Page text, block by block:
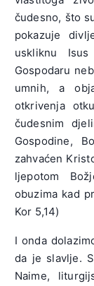
čudesno, što
pokazuje
uskliknu
Gospodaru
umnih, a
otkrivenja
čudesnim
Gospodine,
zahvaćen
ljepotom
obuzima kad
Kor 5,14)
I onda
da je slavlje.
Naime,